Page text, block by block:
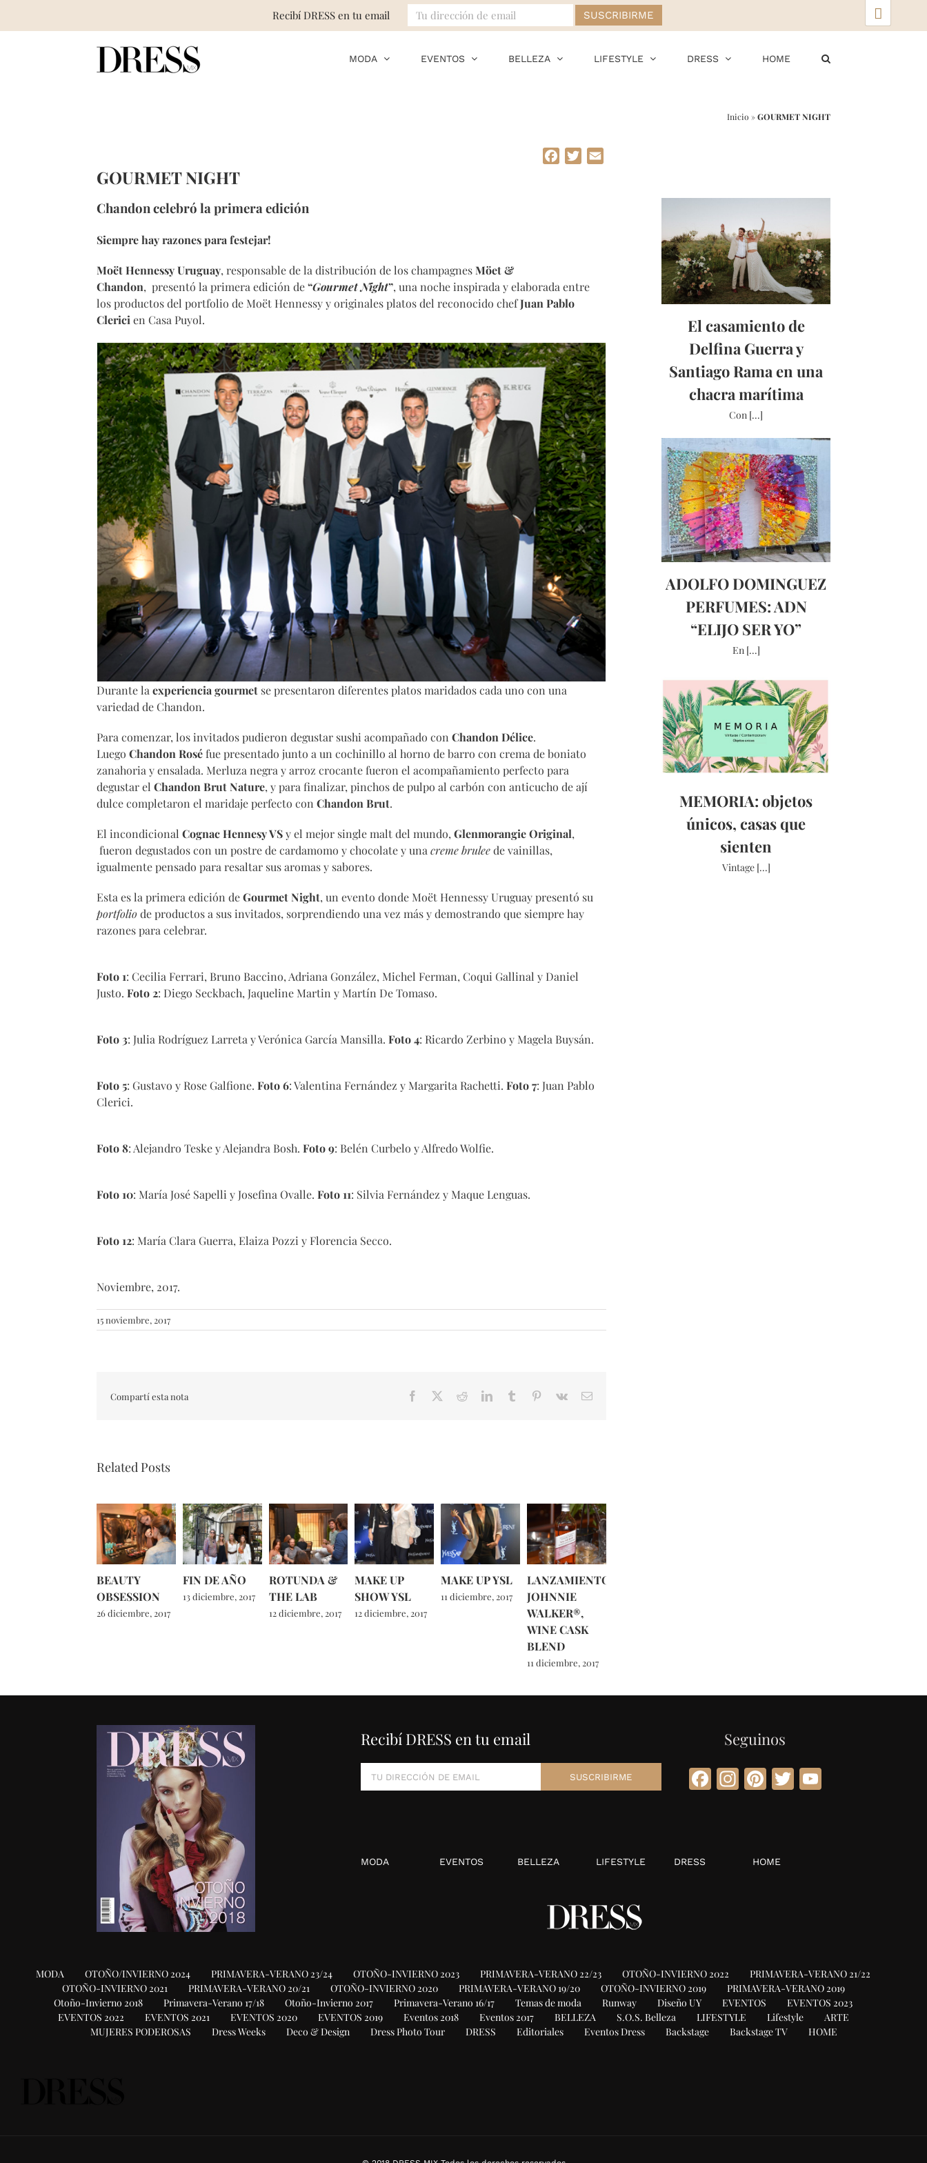
MODA EVENTOS BELLEZA LIFESTYLE DRESS HOME
Inicio »GOURMET NIGHT
Facebook
Twitter
GOURMET NIGHT
Chandon celebró la primera edición
Siempre hay razones para festejar!
Moët Hennessy Uruguay, responsable de la distribución de los champagnesMöet &
Chandon, presentó la primera edición de“Gourmet Night”, una noche inspirada y elaborada entre
los productos del portfolio de Moët Hennessy y originales platos del reconocido chefJuan Pablo
Clerici en Casa Puyol.
Durante la experiencia gourmet se presentaron diferentes platos maridados cada uno con una
variedad de Chandon.
Para comenzar, los invitados pudieron degustar sushi acompañado con Chandon Délice.
Luego Chandon Roséfue presentado junto a un cochinillo al horno de barro con crema de boniato
zanahoria y ensalada. Merluza negra y arroz crocante fueron el acompañamiento perfecto para
degustar el Chandon Brut Nature, y para finalizar, pinchos de pulpo al carbón con anticucho de ají
dulce completaron el maridaje perfecto con Chandon Brut.
El incondicional Cognac Hennesy VSy el mejor single malt del mundo, Glenmorangie Original,
fueron degustados con un postre de cardamomo y chocolate y una creme bruleede vainillas,
igualmente pensado para resaltar sus aromas y sabores.
Esta es la primera edición deGourmet Night, un evento donde Moët Hennessy Uruguay presentó su
portfolio de productos a sus invitados, sorprendiendo una vez más y demostrando que siempre hay
razones para celebrar.
Foto 1: Cecilia Ferrari, Bruno Baccino, Adriana González, Michel Ferman, Coqui Gallinal y Daniel
Justo. Foto 2: Diego Seckbach, Jaqueline Martin y Martín De Tomaso.
Foto 3: Julia Rodríguez Larreta y Verónica García Mansilla. Foto 4: Ricardo Zerbino y Magela Buysán.
Foto 5: Gustavo y Rose Galfione. Foto 6: Valentina Fernández y Margarita Rachetti. Foto 7: Juan Pablo
Clerici.
Foto 8: Alejandro Teske y Alejandra Bosh. Foto 9: Belén Curbelo y Alfredo Wolfie.
Foto 10: María José Sapelli y Josefina Ovalle. Foto 11: Silvia Fernández y Maque Lenguas.
Foto 12: María Clara Guerra, Elaiza Pozzi y Florencia Secco.
Noviembre, 2017.
15 noviembre, 2017
Compartí esta nota Facebook RedditLinkedInTumblr Pinterest
Vk Email
Related Posts
BEAUTY
OBSESSION
26 diciembre, 2017
FIN DE AÑO
13 diciembre, 2017
ROTUNDA &
THE LAB
12 diciembre, 2017
MAKE UP
SHOW YSL
12 diciembre, 2017
MAKE UP YSL
11 diciembre, 2017
LANZAMIENTO
JOHNNIE
WALKER®,
WINE CASK
BLEND
11 diciembre, 2017
El casamiento de
Delfina Guerra y
Santiago Rama en una
chacra marítima
Con [...]
ADOLFO DOMINGUEZ
PERFUMES: ADN
“ELIJO SER YO”
En [...]
MEMORIA: objetos
únicos, casas que
sienten
Vintage [...]
Recibí DRESS en tu email Seguinos
Facebook
Instagram
Pinterest
TwitterYouTube
MODA EVENTOS BELLEZA LIFESTYLE DRESS HOME
MODA OTOÑO/INVIERNO 2024 PRIMAVERA-VERANO 23/24 OTOÑO-INVIERNO 2023 PRIMAVERA-VERANO 22/23 OTOÑO-INVIERNO 2022
PRIMAVERA-VERANO 21/22
OTOÑO-INVIERNO 2021
PRIMAVERA-VERANO 20/21 OTOÑO-INVIERNO 2020 PRIMAVERA-VERANO 19/20 OTOÑO-INVIERNO 2019
PRIMAVERA-VERANO 2019
Otoño-Invierno 2018
Primavera-Verano 17/18 Otoño-Invierno 2017 Primavera-Verano 16/17 Temas de moda Runway Diseño UY EVENTOS
EVENTOS 2023
EVENTOS 2022
EVENTOS 2021 EVENTOS 2020 EVENTOS 2019 Eventos 2018 Eventos 2017 BELLEZA S.O.S. Belleza LIFESTYLE Lifestyle
ARTE
MUJERES PODEROSAS
Dress Weeks Deco & Design Dress Photo Tour DRESS Editoriales Eventos Dress Backstage Backstage TV HOME
Recibí DRESS en tu email